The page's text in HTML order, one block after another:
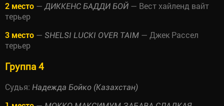
2 место — ДИККЕНС БАДДИ БОЙ — Вест хайленд вайт
терьер
3 место — SHELSI LUCKI OVER TAIM — Джек Рассел
терьер
Группа 4
Судья: Надежда Бойко (Казахстан)